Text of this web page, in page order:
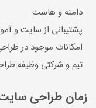
دامنه و هاست
پشتیبانی از سایت و
امکانات موجود در
تیم و شرکتی وظیفه
زمان طراحی